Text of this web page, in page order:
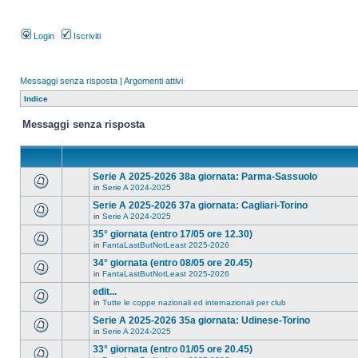
Login Iscriviti
Messaggi senza risposta | Argomenti attivi
Indice
Messaggi senza risposta
Serie A 2025-2026 38a giornata: Parma-Sassuolo
in Serie A 2024-2025
Serie A 2025-2026 37a giornata: Cagliari-Torino
in Serie A 2024-2025
35° giornata (entro 17/05 ore 12.30)
in FantaLastButNotLeast 2025-2026
34° giornata (entro 08/05 ore 20.45)
in FantaLastButNotLeast 2025-2026
edit...
in Tutte le coppe nazionali ed internazionali per club
Serie A 2025-2026 35a giornata: Udinese-Torino
in Serie A 2024-2025
33° giornata (entro 01/05 ore 20.45)